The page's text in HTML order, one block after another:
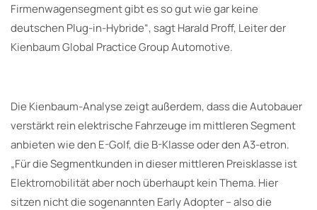
Firmenwagensegment gibt es so gut wie gar keine
deutschen Plug-in-Hybride“, sagt Harald Proff, Leiter der
Kienbaum Global Practice Group Automotive.
Die Kienbaum-Analyse zeigt außerdem, dass die Autobauer
verstärkt rein elektrische Fahrzeuge im mittleren Segment
anbieten wie den E-Golf, die B-Klasse oder den A3-etron.
„Für die Segmentkunden in dieser mittleren Preisklasse ist
Elektromobilität aber noch überhaupt kein Thema. Hier
sitzen nicht die sogenannten Early Adopter – also die